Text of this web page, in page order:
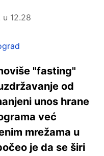
12.28
"fasting"
od
unos hrane
već
mrežama u
je da se širi